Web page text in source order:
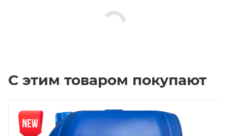
С этим товаром покупают
Новинка